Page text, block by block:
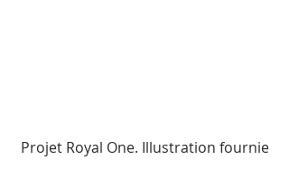
Projet Royal One. Illustration fournie